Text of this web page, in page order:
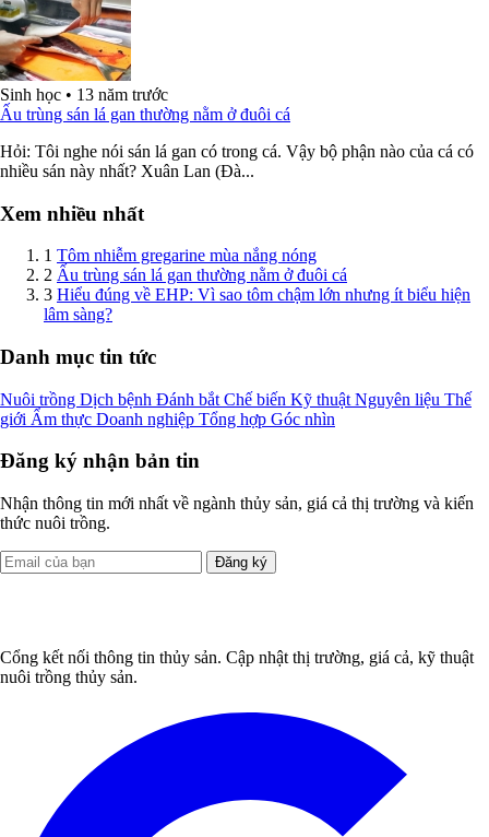
Sinh học • 13 năm trước
Ấu trùng sán lá gan thường nằm ở đuôi cá
Hỏi: Tôi nghe nói sán lá gan có trong cá. Vậy bộ phận nào của cá có
nhiều sán này nhất? Xuân Lan (Đà...
Xem nhiều nhất
1 Tôm nhiễm gregarine mùa nắng nóng
2 Ấu trùng sán lá gan thường nằm ở đuôi cá
3 Hiểu đúng về EHP: Vì sao tôm chậm lớn nhưng ít biểu hiện
lâm sàng?
Danh mục tin tức
Nuôi trồng Dịch bệnh Đánh bắt Chế biến Kỹ thuật Nguyên liệu Thế
giới Ẩm thực Doanh nghiệp Tổng hợp Góc nhìn
Đăng ký nhận bản tin
Nhận thông tin mới nhất về ngành thủy sản, giá cả thị trường và kiến
thức nuôi trồng.
Đăng ký
Cổng kết nối thông tin thủy sản. Cập nhật thị trường, giá cả, kỹ thuật
nuôi trồng thủy sản.